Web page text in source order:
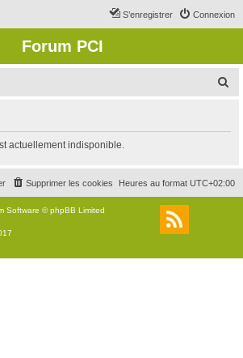
Connexion
S’enregistrer
Forum PCI
r
c
r
actuellement indisponible.
Heures au format UTC+02:00
Supprimer les cookies
Software © phpBB Limited